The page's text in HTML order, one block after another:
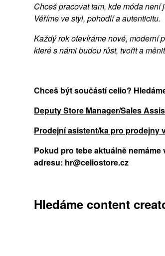
Chceš pracovat tam, kde móda
Věříme ve styl, pohodlí a autenticitu.
Každý rok otevíráme nové, moderní
které s námi budou růst, tvořit a
Chceš být součástí celio?
Deputy Store Manager/Sales
Prodejní asistent/ka pro prodejny
Pokud pro tebe aktuálně
adresu: hr@celiostore.cz
Hledáme content